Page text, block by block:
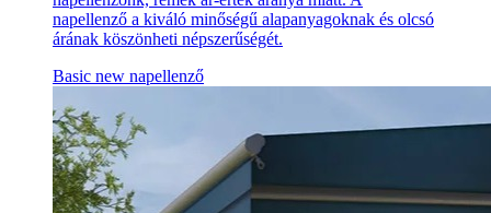
napellenző a kiváló minőségű alapanyagoknak és olcsó
árának köszönheti népszerűségét.
Basic new napellenző